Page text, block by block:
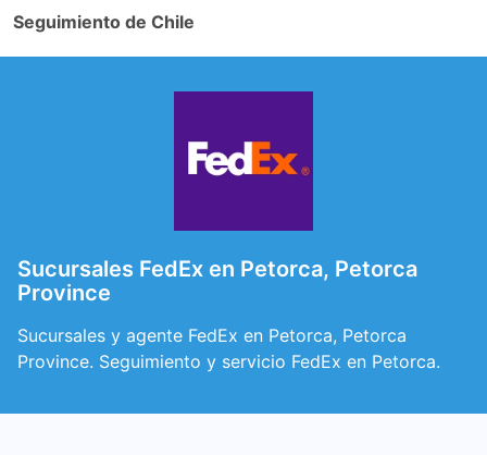
Seguimiento de Chile
Sucursales FedEx en Petorca, Petorca
Province
Sucursales y agente FedEx en Petorca, Petorca
Province. Seguimiento y servicio FedEx en Petorca.